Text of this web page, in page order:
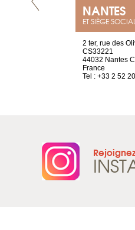
NANTES
ET SIÈGE
2 ter, rue des
CS33221
44032 Nantes
France
Tel : +33 2 52